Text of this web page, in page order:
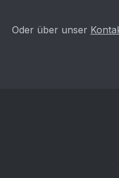
ein Widerruf laut
Oder über unser